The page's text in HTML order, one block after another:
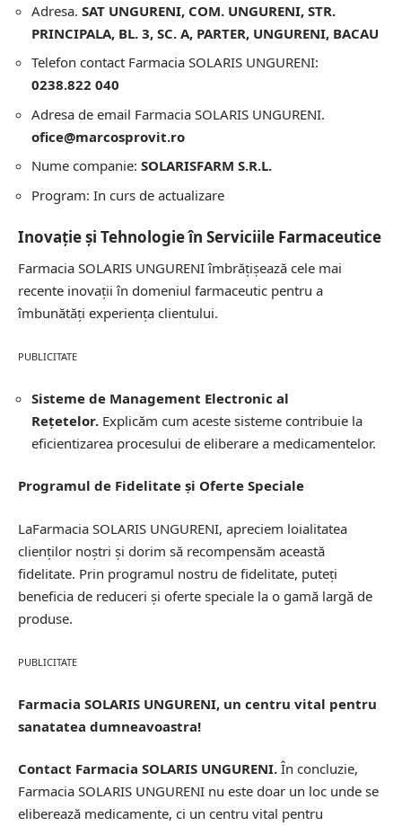
Adresa. SAT UNGURENI, COM. UNGURENI, STR.
PRINCIPALA, BL. 3, SC. A, PARTER, UNGURENI, BACAU
Telefon contact Farmacia SOLARIS UNGURENI:
0238.822 040
Adresa de email Farmacia SOLARIS UNGURENI.
ofice@marcosprovit.ro
Nume companie: SOLARISFARM S.R.L.
Program: In curs de actualizare
Inovație și Tehnologie în Serviciile Farmaceutice
Farmacia SOLARIS UNGURENI îmbrățișează cele mai
recente inovații în domeniul farmaceutic pentru a
îmbunătăți experiența clientului.
PUBLICITATE
Sisteme de Management Electronic al
Rețetelor. Explicăm cum aceste sisteme contribuie la
eficientizarea procesului de eliberare a medicamentelor.
Programul de Fidelitate și Oferte Speciale
LaFarmacia SOLARIS UNGURENI, apreciem loialitatea
clienților noștri și dorim să recompensăm această
fidelitate. Prin programul nostru de fidelitate, puteți
beneficia de reduceri și oferte speciale la o gamă largă de
produse.
PUBLICITATE
Farmacia SOLARIS UNGURENI, un centru vital pentru
sanatatea dumneavoastra!
Contact Farmacia SOLARIS UNGURENI. În concluzie,
Farmacia SOLARIS UNGURENI nu este doar un loc unde se
eliberează medicamente, ci un centru vital pentru